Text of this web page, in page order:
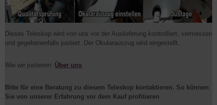
Dieses Teleskop wird von uns vor der Auslieferung kontrolliert, vermessen
und gegebenenfalls justiert. Der Okularauszug wird eingestellt.
Wie wir justieren: Über uns
Bitte für eine Beratung zu diesem Teleskop kontaktieren. So können
Sie von unserer Erfahrung vor dem Kauf profitieren